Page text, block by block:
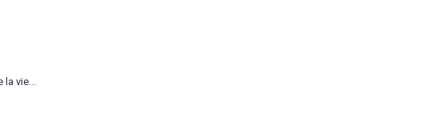
la vie...